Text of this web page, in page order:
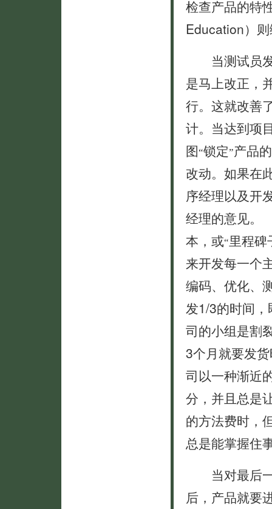
检查产品的特
Education）
当测试员发
是马上改正，
行。这就改善
计。当达到项
图“锁定”产品
改动。如果在
序经理以及开
经理的意见
本，或“里程碑
来开发每一个
编码、优化、
发1/3的时间，
司的小组是割
3个月就要发
司以一种渐近
分，并且总是
的方法费时，
总是能掌握住
当对最后一
后，产品就要